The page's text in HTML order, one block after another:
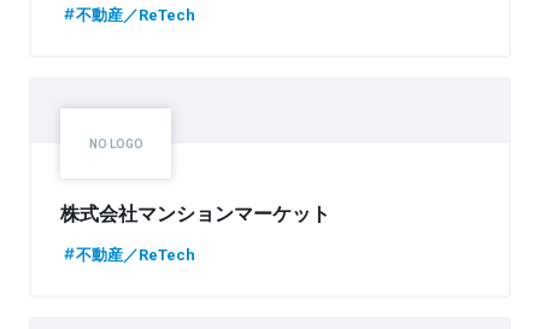
不動産／ReTech
株式会社マンションマーケット
不動産／ReTech